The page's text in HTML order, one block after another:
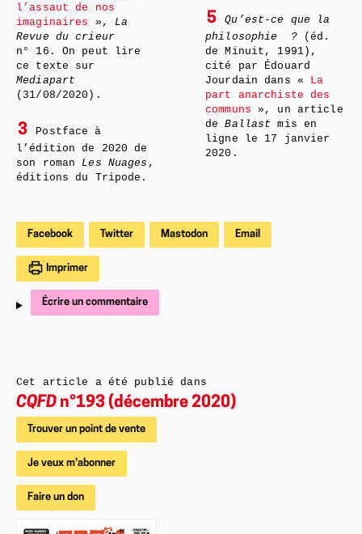
l’assaut de nos
imaginaires », La
Revue du crieur
n° 16. On peut lire
ce texte sur
Mediapart
(31/08/2020).
3
Postface à
l’édition de 2020 de
son roman Les Nuages ,
éditions du Tripode.
5
Qu’est-ce que la
philosophie
?(éd.
de Minuit, 1991),
cité par Édouard
Jourdain dans « La
part anarchiste des
communs », un article
deBallast mis en
ligne le 17 janvier
2020.
Facebook Twitter Mastodon Email
Imprimer
Écrire un commentaire
Cet article a été publié dans
CQFD n°193 (décembre 2020)
Trouver un point de vente
Je veux m'abonner
Faire un don